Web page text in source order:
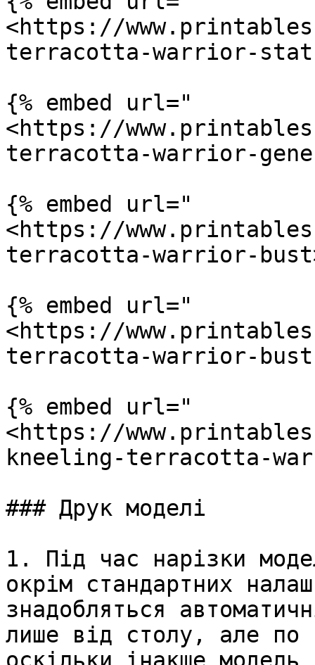
<https://
terracotta-warrior-
{% embed url="
<https://
terracotta-warrior-
{% embed url="
<https://
terracotta-warrior-
{% embed url="
<https://
terracotta-warrior-
{% embed url="
<https://
kneeling-terracotta-
### Друк моделі
1. Під час нарізки
окрім стандартних
знадобляться
лише від столу, але по